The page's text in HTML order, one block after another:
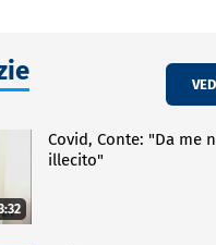
Covid, Conte: "Da me
illecito"